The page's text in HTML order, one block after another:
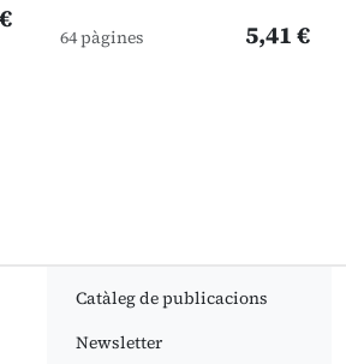
64 pàgines 5,41 €
Catàleg de publicacions
Newsletter